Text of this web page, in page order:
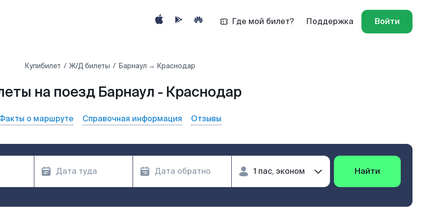
Где мой билет? Поддержка Войти
Купибилет Ж/Д билеты Барнаул → Краснодар
на поезд Барнаул - Краснодар
о маршруте Справочная информация Отзывы
Найти